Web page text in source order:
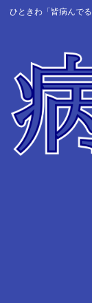
ひときわ「皆病んで